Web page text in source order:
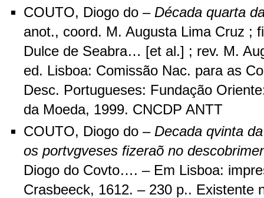
COUTO, Diogo do – Década quarta
anot., coord. M. Augusta Lima Cruz ;
Dulce de Seabra… [et al.] ; rev. M.
ed. Lisboa: Comissão Nac. para as
Desc. Portugueses: Fundação
da Moeda, 1999. CNCDP ANTT
COUTO, Diogo do – Decada qvinta
os portvgveses fizeraõ no
Diogo do Covto…. – Em Lisboa:
Crasbeeck, 1612. – 230 p.. Existente